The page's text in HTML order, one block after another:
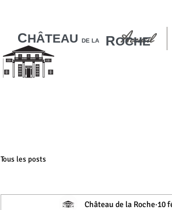
CHÂTEAU DE LA Accueil
ROCHE
Tous les posts
Château de la Roche 10